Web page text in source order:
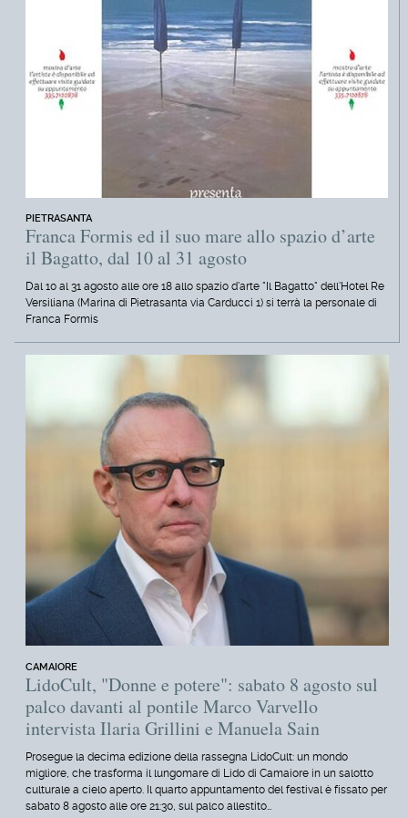
PIETRASANTA
Franca Formis ed il suo mare allo spazio d’arte
il Bagatto, dal 10 al 31 agosto
Dal 10 al 31 agosto alle ore 18 allo spazio d'arte "Il Bagatto" dell'Hotel Re
Versiliana (Marina di Pietrasanta via Carducci 1) si terrà la personale di
Franca Formis
CAMAIORE
LidoCult, "Donne e potere": sabato 8 agosto sul
palco davanti al pontile Marco Varvello
intervista Ilaria Grillini e Manuela Sain
Prosegue la decima edizione della rassegna LidoCult: un mondo
migliore, che trasforma il lungomare di Lido di Camaiore in un salotto
culturale a cielo aperto. Il quarto appuntamento del festival è fissato per
sabato 8 agosto alle ore 21:30, sul palco allestito…